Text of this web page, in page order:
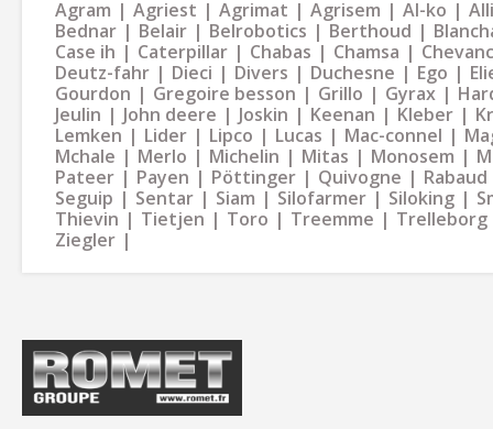
Agram Agriest Agrimat Agrisem Al-ko
Bednar
Belair Belrobotics Berthoud
Case ih
Caterpillar Chabas Chamsa
Deutz-fahr
Dieci Divers Duchesne Ego
Gourdon
Gregoire besson Grillo Gyrax
Jeulin
John deere Joskin Keenan Kleber
Lemken
Lider Lipco Lucas Mac-connel
Mchale
Merlo Michelin Mitas Monosem
Pateer
Payen Pöttinger Quivogne
Rabaud
Seguip
Sentar Siam Silofarmer Siloking
Thievin
Tietjen Toro Treemme
Trelleborg
Ziegler